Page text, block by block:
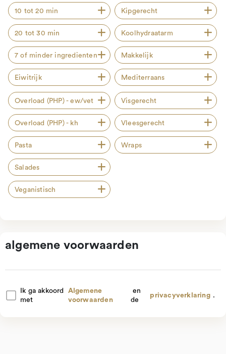
10 tot 20 min
20 tot 30 min
7 of minder ingredienten
Eiwitrijk
Kipgerecht
Koolhydraatarm
Makkelijk
Mediterraans
Overload (PHP) - ew/vet
Overload (PHP) - kh
Pasta
Salades
Veganistisch
Visgerecht
Vleesgerecht
Wraps
algemene voorwaarden
Ik ga akkoord
met
Algemene
voorwaarden
en
de
privacyverklaring .